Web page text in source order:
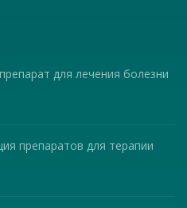
для лечения болезни
препаратов для терапии